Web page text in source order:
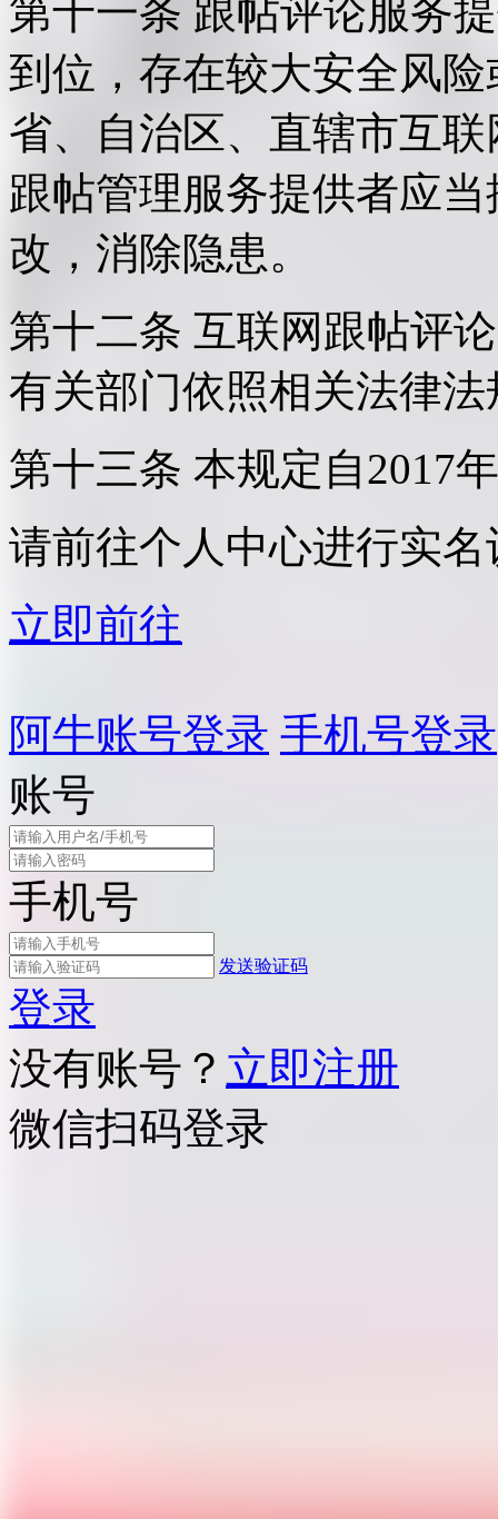
第十一条 跟帖评论服务
到位，存在较大安全风
省、自治区、直辖市互
跟帖管理服务提供者应
改，消除隐患。
第十二条 互联网跟帖评
有关部门依照相关法律
第十三条 本规定自2017
请前往个人中心进行实名
立即前往
阿牛账号登录 手机号登录
账号
手机号
发送验证码
登录
没有账号？ 立即注册
微信扫码登录